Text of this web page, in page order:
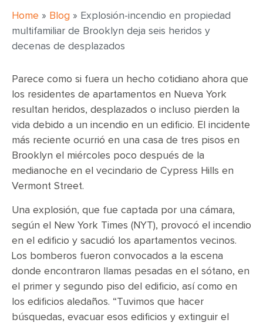
Home » Blog » Explosión-incendio en propiedad
multifamiliar de Brooklyn deja seis heridos y
decenas de desplazados
Parece como si fuera un hecho cotidiano ahora que
los residentes de apartamentos en Nueva York
resultan heridos, desplazados o incluso pierden la
vida debido a un incendio en un edificio. El incidente
más reciente ocurrió en una casa de tres pisos en
Brooklyn el miércoles poco después de la
medianoche en el vecindario de Cypress Hills en
Vermont Street.
Una explosión, que fue captada por una cámara,
según el New York Times (NYT), provocó el incendio
en el edificio y sacudió los apartamentos vecinos.
Los bomberos fueron convocados a la escena
donde encontraron llamas pesadas en el sótano, en
el primer y segundo piso del edificio, así como en
los edificios aledaños. “Tuvimos que hacer
búsquedas, evacuar esos edificios y extinguir el